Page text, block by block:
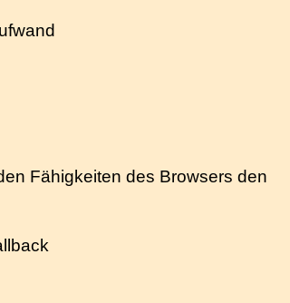
Fähigkeiten des Browsers den